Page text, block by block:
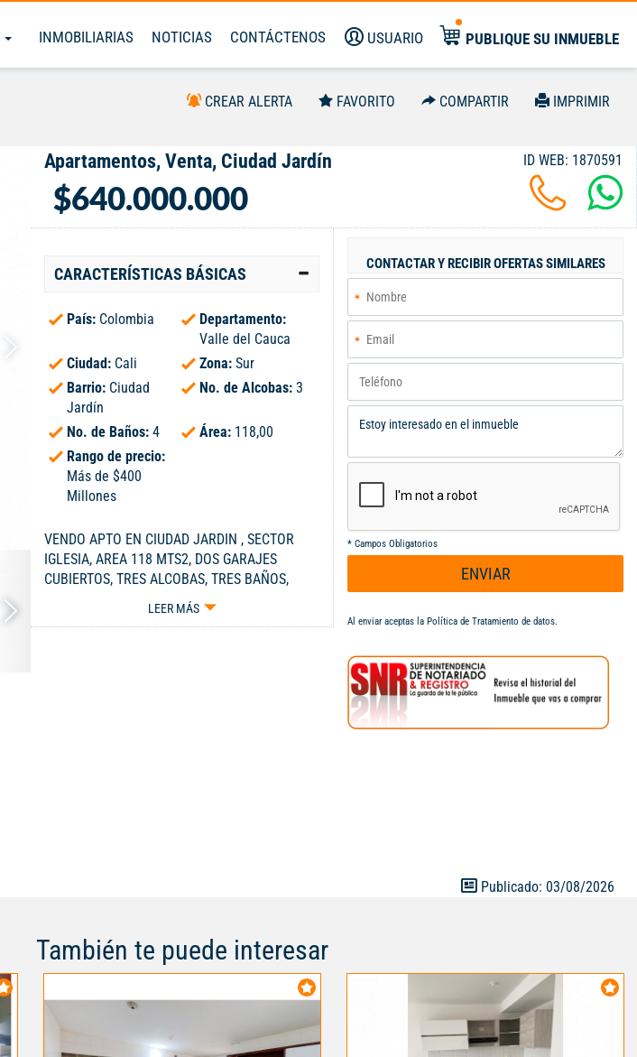
INMOBILIARIAS NOTICIAS CONTÁCTENOS USUARIO PUBLIQUE SU INMUEBLE
CREAR ALERTA FAVORITO COMPARTIR IMPRIMIR
Apartamentos, Venta, Ciudad Jardín
$640.000.000
ID WEB: 1870591
CARACTERÍSTICAS BÁSICAS
País: Colombia
Departamento:
Valle del Cauca
Ciudad: Cali Zona: Sur
Barrio: Ciudad
Jardín
No. de Alcobas: 3
No. de Baños: 4 Área: 118,00
Rango de precio:
Más de $400
Millones
VENDO APTO EN CIUDAD JARDIN , SECTOR
IGLESIA, AREA 118 MTS2, DOS GARAJES
CUBIERTOS, TRES ALCOBAS, TRES BAÑOS,
BALCON AMPLIO, PARA ESTRENAR, VALOR
VENTA 650' MILLONES DE PESOS, PARA VERLO
LEER MÁS
CONTACTAR Y RECIBIR OFERTAS SIMILARES
* Campos Obligatorios
ENVIAR
Al enviar aceptas la Política de Tratamiento de datos.
Publicado: 03/08/2026
También te puede interesar